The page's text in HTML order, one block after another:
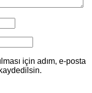
için adım, e-posta